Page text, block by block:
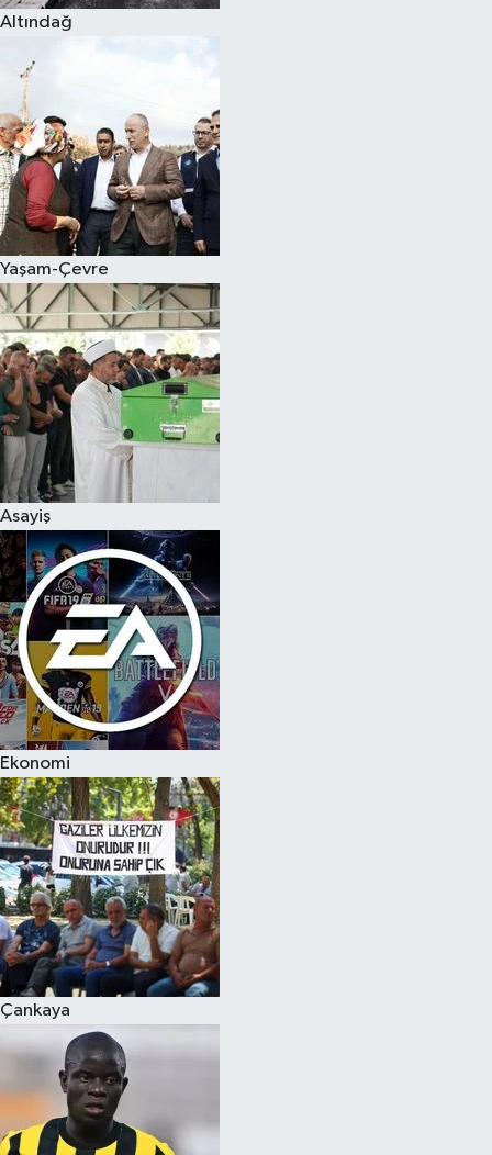
Altındağ
Yaşam-Çevre
Asayiş
Ekonomi
Çankaya